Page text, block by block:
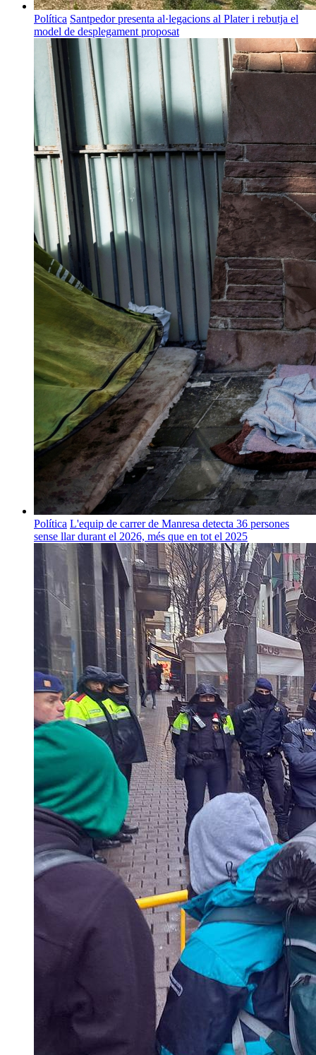
Política Santpedor presenta al·legacions al Plater i rebutja el
model de desplegament proposat
Política L'equip de carrer de Manresa detecta 36 persones
sense llar durant el 2026, més que en tot el 2025